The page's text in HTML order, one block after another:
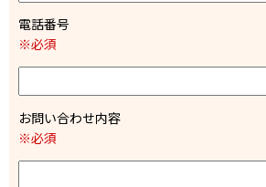
電話番号
※必須
お問い合わせ内容
※必須